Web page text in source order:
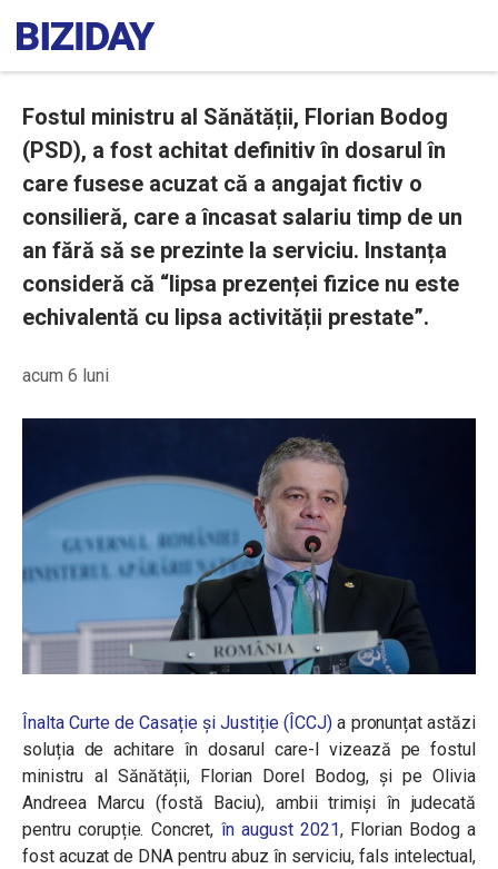
Fostul ministru al Sănătății, Florian Bodog
(PSD), a fost achitat definitiv în dosarul în
care fusese acuzat că a angajat fictiv o
consilieră, care a încasat salariu timp de un
an fără să se prezinte la serviciu. Instanța
consideră că “lipsa prezenței fizice nu este
echivalentă cu lipsa activității prestate”.
acum 6 luni
Înalta Curte de Casație și Justiție (ÎCCJ)a pronunțat astăzi
soluția de achitare în dosarul care-l vizează pe fostul
ministru al Sănătății, Florian Dorel Bodog, și pe Olivia
Andreea Marcu (fostă Baciu), ambii trimiși în judecată
pentru corupție. Concret, în august 2021, Florian Bodog a
fost acuzat de DNA pentru abuz în serviciu, fals intelectual,